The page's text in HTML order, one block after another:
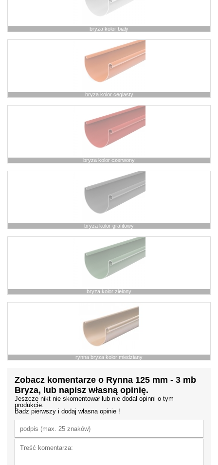
bryza kolor biały
bryza kolor ceglasty
bryza kolor czerwony
bryza kolor grafitowy
bryza kolor zielony
rynna bryza kolor miedziany
Zobacz komentarze o Rynna 125 mm - 3 mb
Bryza, lub napisz własną opinię.
Jeszcze nikt nie skomentował lub nie dodał opinni o tym
produkcie.
Badz pierwszy i dodaj własna opinie !